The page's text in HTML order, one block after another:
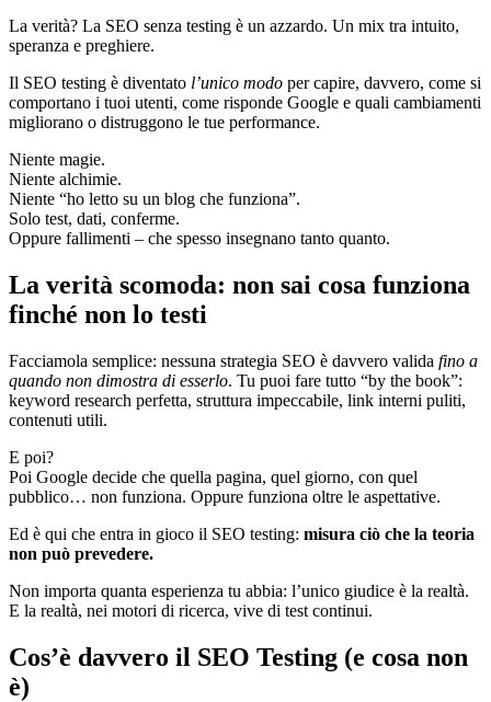
La verità? La SEO senza testing è un azzardo. Un mix tra intuito,
speranza e preghiere.
Il SEO testing è diventato l’unico modo per capire, davvero, come si
comportano i tuoi utenti, come risponde Google e quali cambiamenti
migliorano o distruggono le tue performance.
Niente magie.
Niente alchimie.
Niente “ho letto su un blog che funziona”.
Solo test, dati, conferme.
Oppure fallimenti – che spesso insegnano tanto quanto.
La verità scomoda: non sai cosa funziona
finché non lo testi
Facciamola semplice: nessuna strategia SEO è davvero valida fino a
quando non dimostra di esserlo. Tu puoi fare tutto “by the book”:
keyword research perfetta, struttura impeccabile, link interni puliti,
contenuti utili.
E poi?
Poi Google decide che quella pagina, quel giorno, con quel
pubblico… non funziona. Oppure funziona oltre le aspettative.
Ed è qui che entra in gioco il SEO testing: misura ciò che la teoria
non può prevedere.
Non importa quanta esperienza tu abbia: l’unico giudice è la realtà.
E la realtà, nei motori di ricerca, vive di test continui.
Cos’è davvero il SEO Testing (e cosa non
è)